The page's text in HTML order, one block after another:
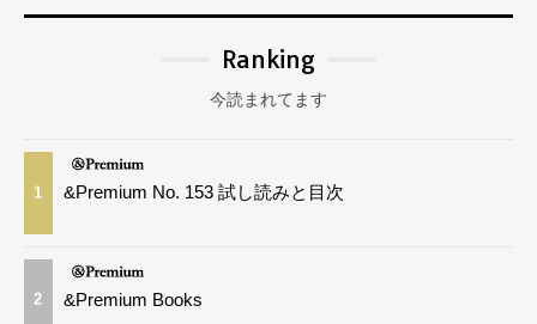
Ranking
今読まれてます
1 &Premium No. 153 試し読みと目次
2 &Premium Books